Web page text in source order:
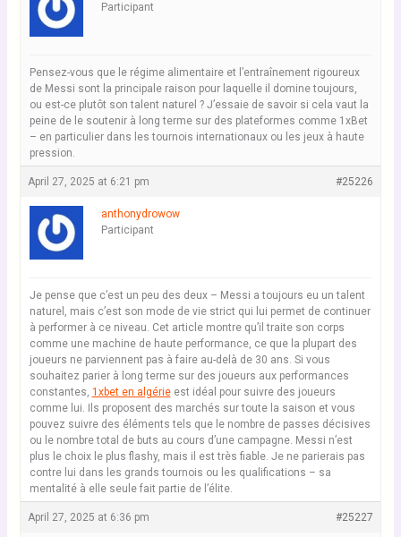
Participant
Pensez-vous que le régime alimentaire et l’entraînement rigoureux
de Messi sont la principale raison pour laquelle il domine toujours,
ou est-ce plutôt son talent naturel ? J’essaie de savoir si cela vaut la
peine de le soutenir à long terme sur des plateformes comme 1xBet
– en particulier dans les tournois internationaux ou les jeux à haute
pression.
April 27, 2025 at 6:21 pm #25226
anthonydrowow
Participant
Je pense que c’est un peu des deux – Messi a toujours eu un talent
naturel, mais c’est son mode de vie strict qui lui permet de continuer
à performer à ce niveau. Cet article montre qu’il traite son corps
comme une machine de haute performance, ce que la plupart des
joueurs ne parviennent pas à faire au-delà de 30 ans. Si vous
souhaitez parier à long terme sur des joueurs aux performances
constantes, 1xbet en algérieest idéal pour suivre des joueurs
comme lui. Ils proposent des marchés sur toute la saison et vous
pouvez suivre des éléments tels que le nombre de passes décisives
ou le nombre total de buts au cours d’une campagne. Messi n’est
plus le choix le plus flashy, mais il est très fiable. Je ne parierais pas
contre lui dans les grands tournois ou les qualifications – sa
mentalité à elle seule fait partie de l’élite.
April 27, 2025 at 6:36 pm #25227